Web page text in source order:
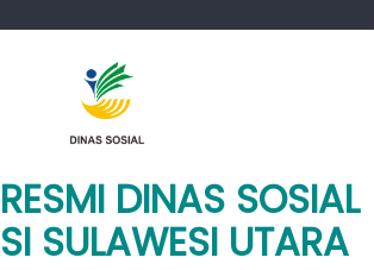
DINAS SOSIAL
SULAWESI UTARA